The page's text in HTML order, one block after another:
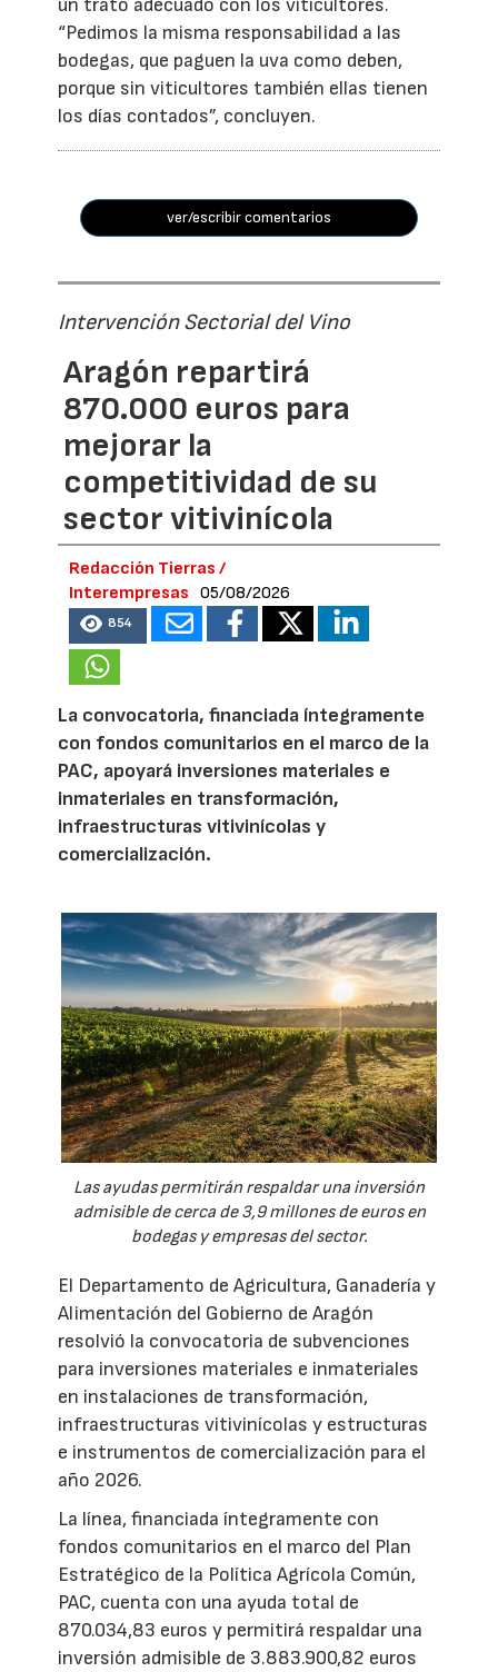
un trato adecuado con los viticultores.
“Pedimos la misma responsabilidad a las
bodegas, que paguen la uva como deben,
porque sin viticultores también ellas tienen
los días contados”, concluyen.
ver/escribir comentarios
Intervención Sectorial del Vino
Aragón repartirá
870.000 euros para
mejorar la
competitividad de su
sector vitivinícola
Redacción Tierras /
Interempresas
05/08/2026
854
La convocatoria, financiada íntegramente
con fondos comunitarios en el marco de la
PAC, apoyará inversiones materiales e
inmateriales en transformación,
infraestructuras vitivinícolas y
comercialización.
Las ayudas permitirán respaldar una inversión
admisible de cerca de 3,9 millones de euros en
bodegas y empresas del sector.
El Departamento de Agricultura, Ganadería y
Alimentación del Gobierno de Aragón
resolvió la convocatoria de subvenciones
para inversiones materiales e inmateriales
en instalaciones de transformación,
infraestructuras vitivinícolas y estructuras
e instrumentos de comercialización para el
año 2026.
La línea, financiada íntegramente con
fondos comunitarios en el marco del Plan
Estratégico de la Política Agrícola Común,
PAC, cuenta con una ayuda total de
870.034,83 euros y permitirá respaldar una
inversión admisible de 3.883.900,82 euros